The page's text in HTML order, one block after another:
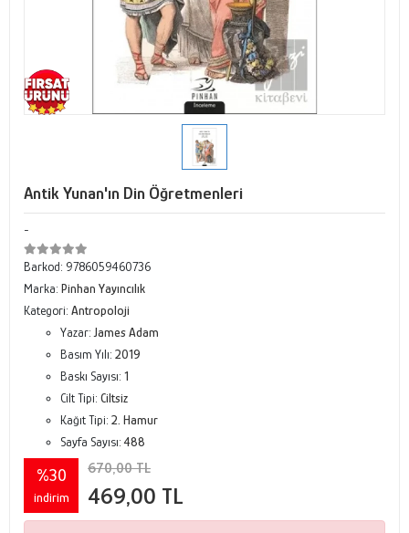
Antik Yunan'ın Din Öğretmenleri
-
Barkod: 9786059460736
Marka: Pinhan Yayıncılık
Kategori: Antropoloji
Yazar: James Adam
Basım Yılı: 2019
Baskı Sayısı: 1
Cilt Tipi: Ciltsiz
Kağıt Tipi: 2. Hamur
Sayfa Sayısı:488
%30
indirim
670,00 TL
469,00 TL